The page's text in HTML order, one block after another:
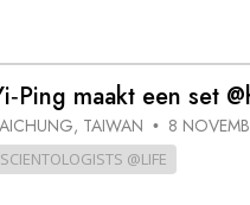
maakt een set
TAIWAN • 8
SCIENTOLOGISTS @LIFE